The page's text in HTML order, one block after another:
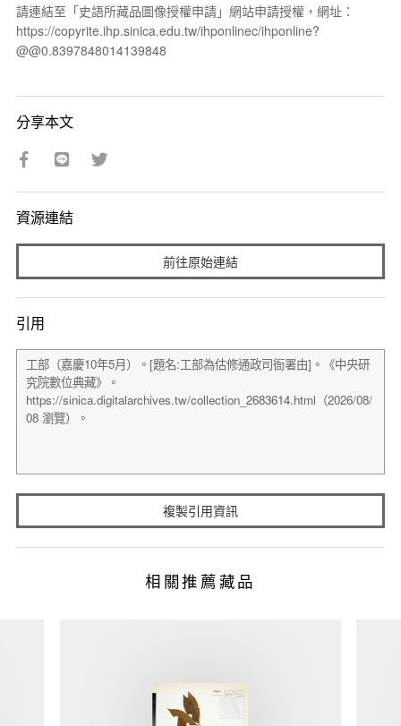
請連結至「史語所藏品圖像授權申請」網站申請授權，網址：
https://copyrite.ihp.sinica.edu.tw/ihponlinec/ihponline?
@@0.8397848014139848
分享本文
資源連結
前往原始連結
引用
複製引用資訊
相關推薦藏品